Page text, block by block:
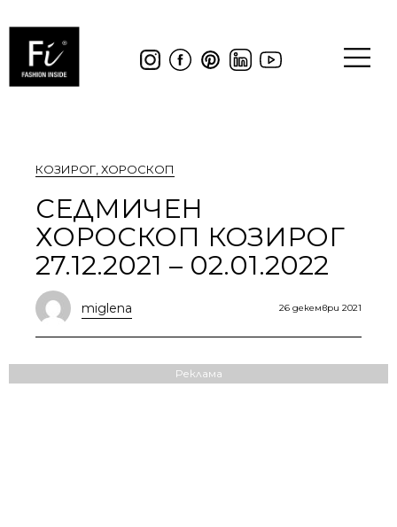
КОЗИРОГ ХОРОСКОП
СЕДМИЧЕН
ХОРОСКОП КОЗИРОГ
27.12.2021 – 02.01.2022
miglena 26 декември 2021
Реклама